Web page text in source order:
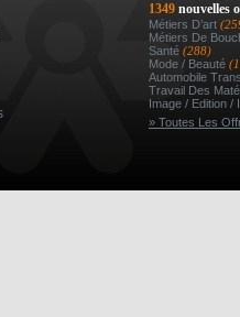
1349 nouvelles
Métiers D’art
Métiers De
Santé (288)
Mode / Beauté
Automobile
Travail Des
Image / Edition /
» Toutes Les